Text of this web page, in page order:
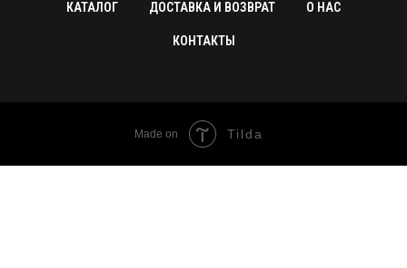
КАТАЛОГ ДОСТАВКА И ВОЗВРАТ О НАС
КОНТАКТЫ
Made on Tilda